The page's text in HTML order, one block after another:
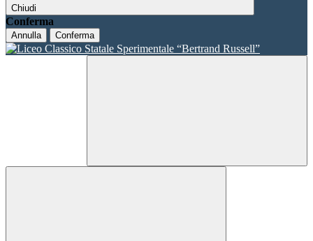
Chiudi
Conferma
Annulla Conferma